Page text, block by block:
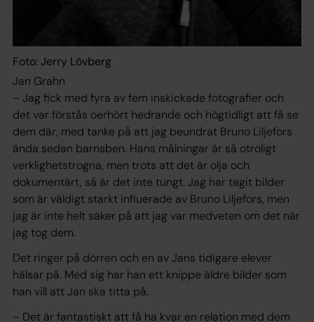
Foto: Jerry Lövberg
Jan Grahn
– Jag fick med fyra av fem inskickade fotografier och
det var förstås oerhört hedrande och högtidligt att få se
dem där, med tanke på att jag beundrat Bruno Liljefors
ända sedan barnsben. Hans målningar är så otroligt
verklighetstrogna, men trots att det är olja och
dokumentärt, så är det inte tungt. Jag har tagit bilder
som är väldigt starkt influerade av Bruno Liljefors, men
jag är inte helt säker på att jag var medveten om det när
jag tog dem.
Det ringer på dörren och en av Jans tidigare elever
hälsar på. Med sig har han ett knippe äldre bilder som
han vill att Jan ska titta på.
– Det är fantastiskt att få ha kvar en relation med dem